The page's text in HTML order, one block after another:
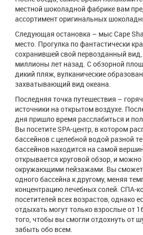
местной шоколадной фабрике вам
ассортимент оригинальных
Следующая остановка – мыс Cape
место. Прогулка по фантастически
сохранившей свой первозданный
миллионы лет назад. С обзорной
дикий пляж, вулканические
захватывающий вид океана.
Последняя точка путешествия –
источники на открытом воздухе.
дня пришло время расслабиться и
Вы посетите SPA-центр, в котором
бассейнов с целебной водой разной
бассейнов находится на самой
открывается круговой обзор, и
окружающими пейзажами. Вы
одного бассейна к другому, меняя
концентрацию лечебных солей. СПА-
посетителей всех возрастов, однако
отдыхать могут только взрослые от
того, чтобы вы смогли отдохнуть от
забыть обо всем.